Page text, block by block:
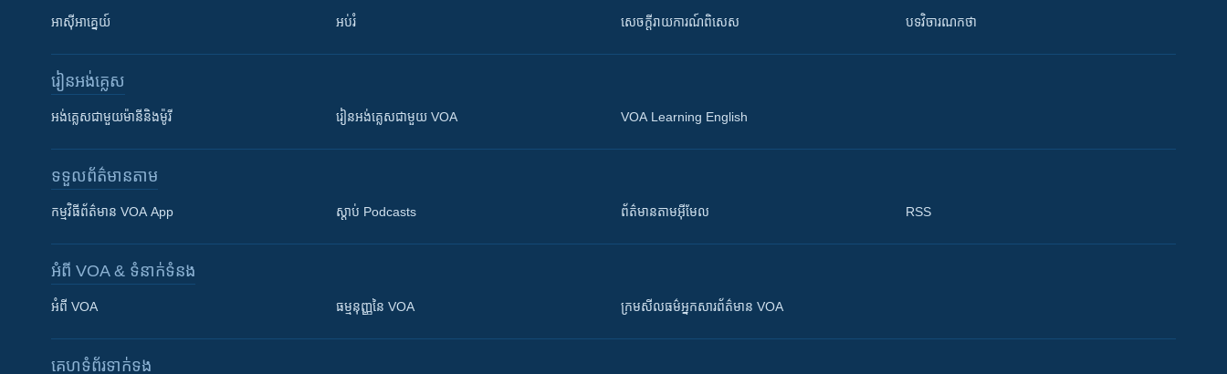
អាស៊ីអាគ្នេយ៍ អប់រំ សេចក្តីរាយការណ៍ពិសេស បទវិចារណកថា
រៀន​​អង់គ្លេស
អង់គ្លេស​ជាមួយ​ម៉ានី​និង​ម៉ូរី រៀន​​​​​​អង់គ្លេស​​ជាមួយ VOA VOA Learning English
ទទួល​ព័ត៌មាន​តាម
កម្មវិធី​ព័ត៌មាន VOA App ស្តាប់ Podcasts ព័ត៌មាន​តាម​អ៊ីមែល RSS
អំពី​ VOA & ទំនាក់ទំនង
អំពី​ VOA ធម្មនុញ្ញ​នៃ VOA ក្រម​​​សីលធម៌​​​អ្នក​​​សារព័ត៌មាន VOA
គេហទំព័រ​​ទាក់ទង